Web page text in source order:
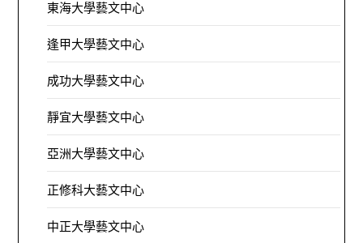
東海大學藝文中心
逢甲大學藝文中心
成功大學藝文中心
靜宜大學藝文中心
亞洲大學藝文中心
正修科大藝文中心
中正大學藝文中心